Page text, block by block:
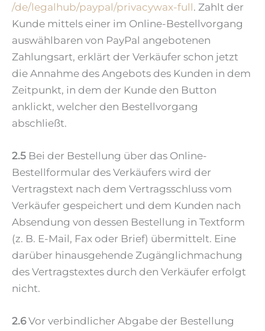
/de/legalhub/paypal/privacywax-full. Zahlt der
Kunde mittels einer im Online-Bestellvorgang
auswählbaren von PayPal angebotenen
Zahlungsart, erklärt der Verkäufer schon jetzt
die Annahme des Angebots des Kunden in dem
Zeitpunkt, in dem der Kunde den Button
anklickt, welcher den Bestellvorgang
abschließt.
2.5 Bei der Bestellung über das Online-
Bestellformular des Verkäufers wird der
Vertragstext nach dem Vertragsschluss vom
Verkäufer gespeichert und dem Kunden nach
Absendung von dessen Bestellung in Textform
(z. B. E-Mail, Fax oder Brief) übermittelt. Eine
darüber hinausgehende Zugänglichmachung
des Vertragstextes durch den Verkäufer erfolgt
nicht.
2.6Vor verbindlicher Abgabe der Bestellung